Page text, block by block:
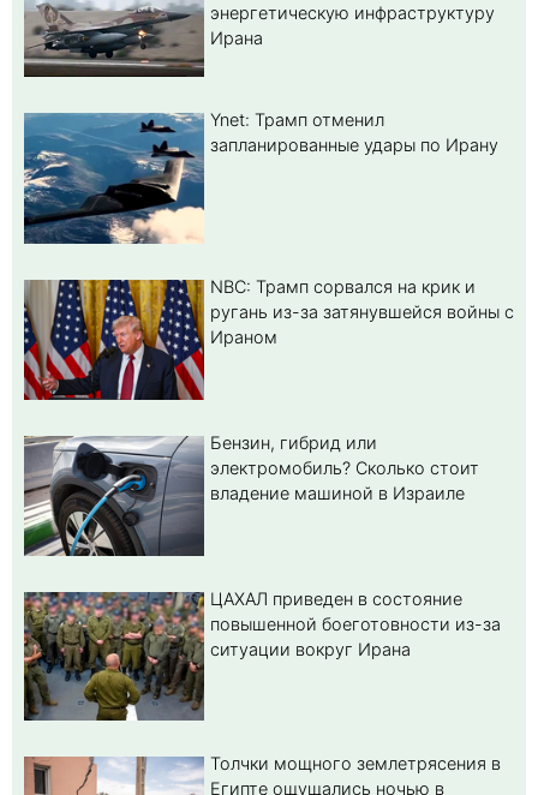
энергетическую инфраструктуру
Ирана
Ynet: Трамп отменил
запланированные удары по Ирану
NBC: Трамп сорвался на крик и
ругань из-за затянувшейся войны с
Ираном
Бензин, гибрид или
электромобиль? Cколько стоит
владение машиной в Израиле
ЦАХАЛ приведен в состояние
повышенной боеготовности из-за
ситуации вокруг Ирана
Толчки мощного землетрясения в
Египте ощущались ночью в